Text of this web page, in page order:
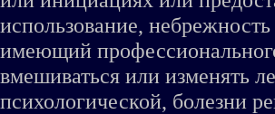
использование,
имеющий
вмешиваться или изменять
психологической, болезни